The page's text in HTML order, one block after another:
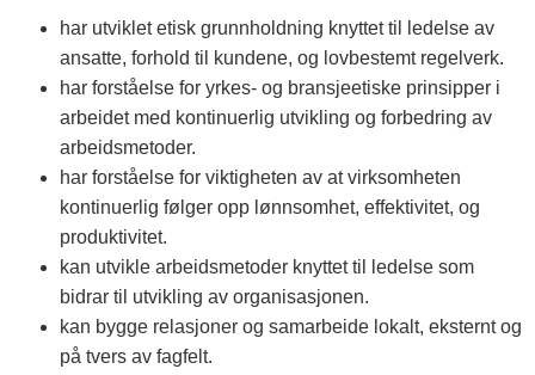
har utviklet etisk grunnholdning knyttet til ledelse av
ansatte, forhold til kundene, og lovbestemt regelverk.
har forståelse for yrkes- og bransjeetiske prinsipper i
arbeidet med kontinuerlig utvikling og forbedring av
arbeidsmetoder.
har forståelse for viktigheten av at virksomheten
kontinuerlig følger opp lønnsomhet, effektivitet, og
produktivitet.
kan utvikle arbeidsmetoder knyttet til ledelse som
bidrar til utvikling av organisasjonen.
kan bygge relasjoner og samarbeide lokalt, eksternt og
på tvers av fagfelt.